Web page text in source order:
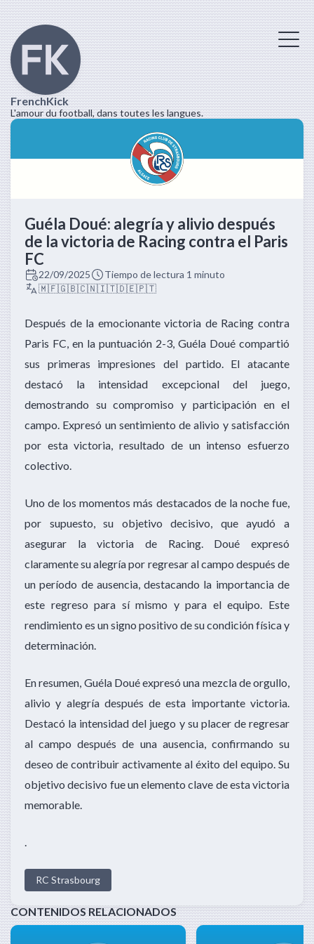
FrenchKick
L'amour du football, dans toutes les langues.
Guéla Doué: alegría y alivio después
de la victoria de Racing contra el Paris
FC
22/09/2025
Tiempo de lectura 1 minuto
🇲🇫🇬🇧🇨🇳🇮🇹🇩🇪🇵🇹
Después de la emocionante victoria de Racing contra
Paris FC, en la puntuación 2-3, Guéla Doué compartió
sus primeras impresiones del partido. El atacante
destacó la intensidad excepcional del juego,
demostrando su compromiso y participación en el
campo. Expresó un sentimiento de alivio y satisfacción
por esta victoria, resultado de un intenso esfuerzo
colectivo.
Uno de los momentos más destacados de la noche fue,
por supuesto, su objetivo decisivo, que ayudó a
asegurar la victoria de Racing. Doué expresó
claramente su alegría por regresar al campo después de
un período de ausencia, destacando la importancia de
este regreso para sí mismo y para el equipo. Este
rendimiento es un signo positivo de su condición física y
determinación.
En resumen, Guéla Doué expresó una mezcla de orgullo,
alivio y alegría después de esta importante victoria.
Destacó la intensidad del juego y su placer de regresar
al campo después de una ausencia, confirmando su
deseo de contribuir activamente al éxito del equipo. Su
objetivo decisivo fue un elemento clave de esta victoria
memorable.
.
RC Strasbourg
CONTENIDOS RELACIONADOS